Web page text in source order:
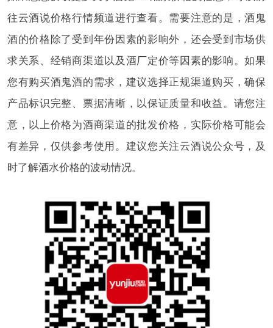
往云酒说价格行情频道进行查看。需要注意的是，酒鬼
酒的价格除了受到年份因素的影响外，还会受到市场供
求关系、经销商渠道以及酒厂定价等因素的影响。如果
您有购买酒鬼酒的需求，建议选择正规渠道购买，确保
产品标识完整、票据清晰，以保证质量和收益。请您注
意，以上价格为酒商渠道的批发价格，实际价格可能会
有差异，仅供参考使用。建议您关注云酒说公众号，及
时了解酒水价格的波动情况。